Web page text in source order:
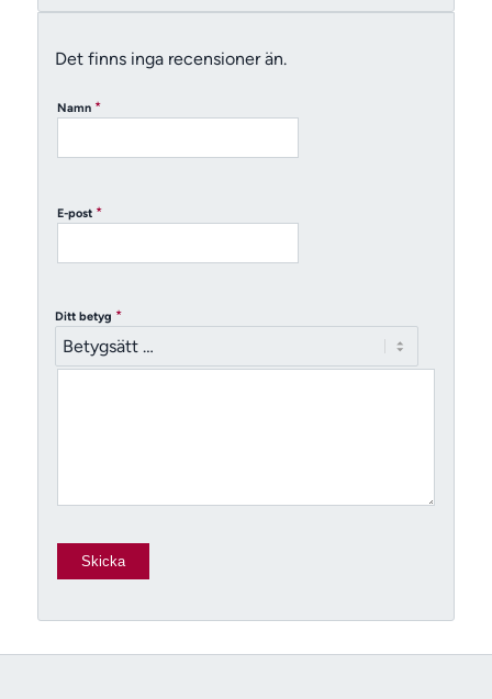
Det finns inga recensioner än.
Namn *
E-post *
Ditt betyg *